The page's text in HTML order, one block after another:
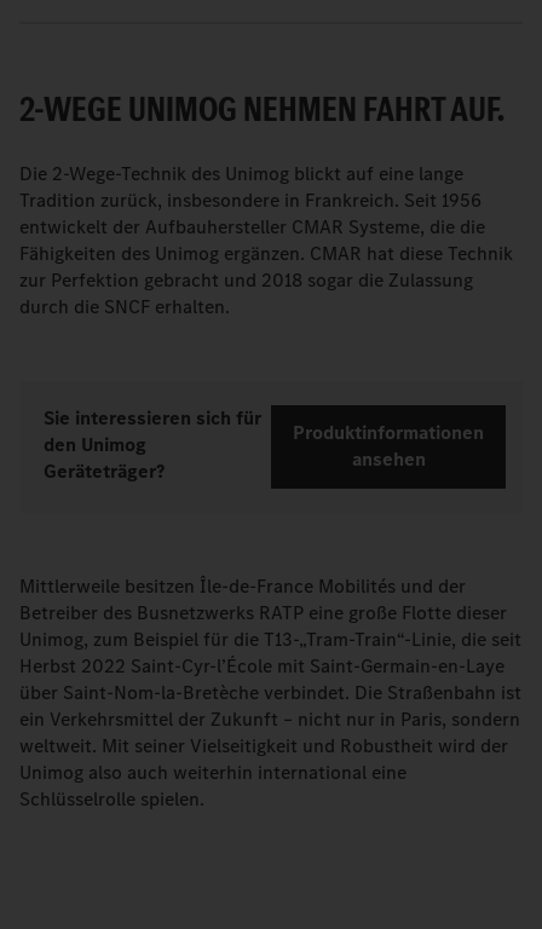
2-WEGE UNIMOG NEHMEN FAHRT AUF.
Die 2-Wege-Technik des Unimog blickt auf eine lange
Tradition zurück, insbesondere in Frankreich. Seit 1956
entwickelt der Aufbauhersteller CMAR Systeme, die die
Fähigkeiten des Unimog ergänzen. CMAR hat diese Technik
zur Perfektion gebracht und 2018 sogar die Zulassung
durch die SNCF erhalten.
Sie interessieren sich für
den Unimog
Geräteträger?
Produktinformationen
ansehen
Mittlerweile besitzen Île-de-France Mobilités und der
Betreiber des Busnetzwerks RATP eine große Flotte dieser
Unimog, zum Beispiel für die T13-„Tram-Train“-Linie, die seit
Herbst 2022 Saint-Cyr-l’École mit Saint-Germain-en-Laye
über Saint-Nom-la-Bretèche verbindet. Die Straßenbahn ist
ein Verkehrsmittel der Zukunft – nicht nur in Paris, sondern
weltweit. Mit seiner Vielseitigkeit und Robustheit wird der
Unimog also auch weiterhin international eine
Schlüsselrolle spielen.